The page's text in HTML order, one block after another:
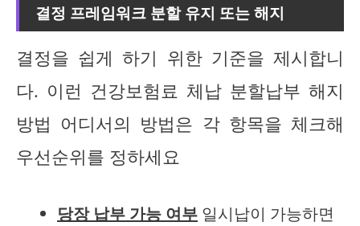
결정 프레임워크 분할 유지 또는 해지
결정을 쉽게 하기 위한 기준을 제시합니
다. 이런 건강보험료 체납 분할납부 해지
방법 어디서의 방법은 각 항목을 체크해
우선순위를 정하세요
당장 납부 가능 여부 일시납이 가능하면